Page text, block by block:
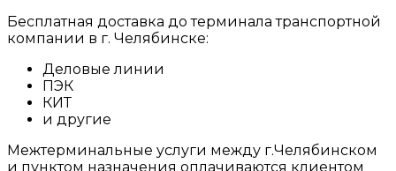
Бесплатная доставка до терминала транспортной
компании в г. Челябинске:
Деловые линии
ПЭК
КИТ
и другие
Межтерминальные услуги между г.Челябинском
и пунктом назначения оплачиваются клиентом